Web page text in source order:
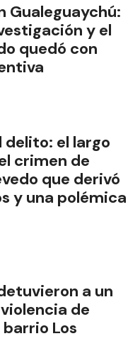
Gualeguaychú:
y el
quedó con
delito: el largo
crimen de
que derivó
y una polémica
a un
de
Los